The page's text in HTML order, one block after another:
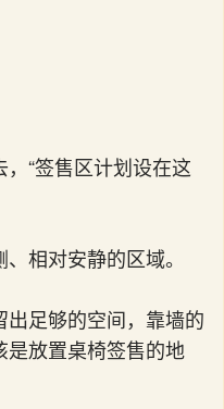
“签售区计划设在这
相对安静的区域。
足够的空间，靠墙的
是放置桌椅签售的地